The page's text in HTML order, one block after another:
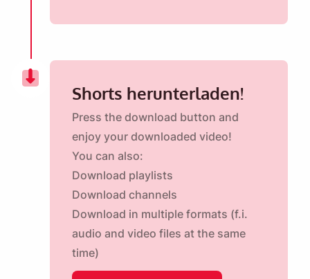
Shorts herunterladen!
Press the download button and
enjoy your downloaded video!
You can also:
Download playlists
Download channels
Download in multiple formats (f.i.
audio and video files at the same
time)